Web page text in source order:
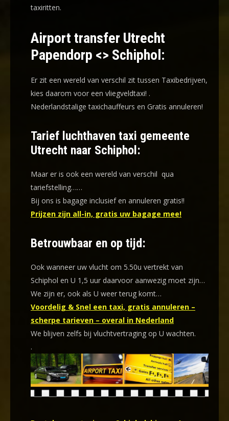
taxiritten.
Airport transfer Utrecht
Papendorp <> Schiphol:
Er zit een wereld van verschil zit tussen Taxibedrijven,
kies daarom voor een vliegveldtaxi! .
Nederlandstalige taxichauffeurs en Gratis annuleren!
Tarief luchthaven taxi gemeente
Utrecht naar Schiphol:
Maar er is ook een wereld van verschil qua
tariefstelling……
Bij ons is bagage inclusief en annuleren gratis!!
Prijzen zijn all-in, gratis uw bagage mee!
Betrouwbaar en op tijd:
Ook wanneer uw vlucht om 5.50u vertrekt van
Schiphol en U 1,5 uur daarvoor aanwezig moet zijn…
We zijn er, ook als U weer terug komt…
Voordelig & Snel een taxi, gratis annuleren –
scherpe tarieven – overal in Nederland
We blijven zelfs bij vluchtvertraging op U wachten.
.